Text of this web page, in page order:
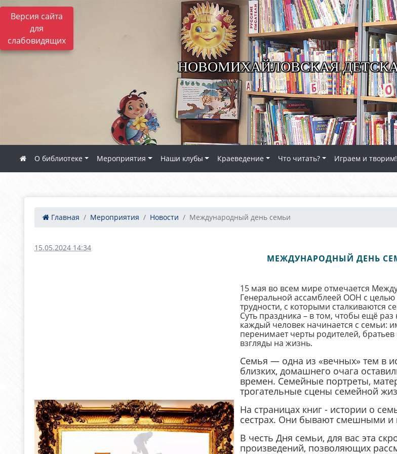
Версия сайта
для
слабовидящих
НОВОМИХАЙЛОВСКАЯ
О библиотеке Мероприятия Наши клубы Краеведение Что читать? Играем и творим!
Главная Мероприятия Новости Международный день семьи
15.05.2024 14:34
МЕЖДУНАРОДНЫЙ ДЕНЬ
15 мая во всем мире отмечается
Генеральной ассамблеей ООН с
трудности, с которыми сталкиваются
Суть праздника – в том, чтобы ещё
каждый человек начинается с семьи:
перенимает черты родителей,
взгляды на жизнь.
Семья — одна из «вечных» тем в
близких, домашнего очага
времен. Семейные портреты,
трогательные сцены семейной
На страницах книг - истории о
сестрах. Они бывают смешными и
В честь Дня семьи, для вас эта
произведений, позволяющих